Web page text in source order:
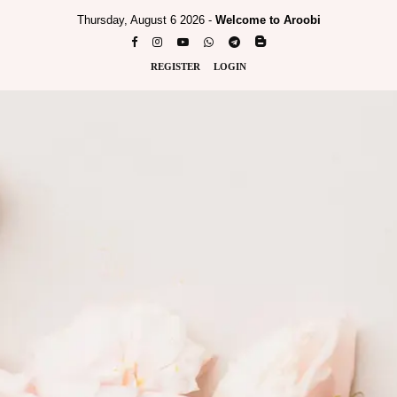
Thursday, August 6 2026 - Welcome to Aroobi
REGISTER LOGIN